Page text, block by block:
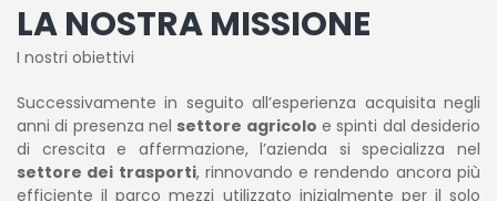
LA NOSTRA MISSIONE
I nostri obiettivi
Successivamente in seguito all’esperienza acquisita negli
anni di presenza nel settore agricolo e spinti dal desiderio
di crescita e affermazione, l’azienda si specializza nel
settore dei trasporti, rinnovando e rendendo ancora più
efficiente il parco mezzi utilizzato inizialmente per il solo